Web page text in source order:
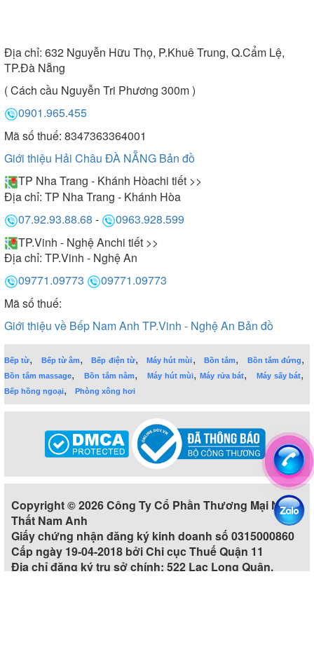
Địa chỉ: 632 Nguyễn Hữu Thọ, P.Khuê Trung, Q.Cẩm Lệ,
TP.Đà Nẵng
( Cách cầu Nguyễn Tri Phương 300m )
0901.965.455
Mã số thuế: 8347363364001
Giới thiệu Hải Châu ĐÀ NẴNG Bản đồ
TP Nha Trang - Khánh Hòachi tiết >>
Địa chỉ: TP Nha Trang - Khánh Hòa
07.92.93.88.68 -
0963.928.599
TP.Vinh - Nghệ Anchi tiết >>
Địa chỉ: TP.Vinh - Nghệ An
09771.09773
09771.09773
Mã số thuế:
Giới thiệu về Bếp Nam Anh TP.Vinh - Nghệ An Bản đồ
Bếp từ, Bếp từ âm,Bếp điện từ,Máy hút mùi, Bồn tắm, Bồn tắm đứng,
Bồn tắm massage,Bồn tắm nằm,Máy hút mùi,Máy rửa bát,Máy sấy bát,
Bếp hồng ngoại, Phòng xông hơi
Copyright © 2026 Công Ty Cổ Phần Thương Mại Nội
Thất Nam Anh
Giấy chứng nhận đăng ký kinh doanh số 0315000860
Cấp ngày 19-04-2018 bởi Chi cục Thuế Quận 11
Địa chỉ đăng ký trụ sở chính: 522 Lạc Long Quân,